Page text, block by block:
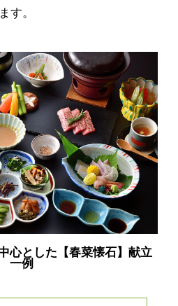
す。
心とした【春菜懐石】献立
一例